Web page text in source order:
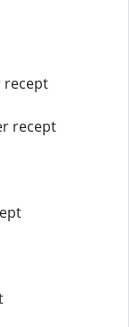
recept
recept